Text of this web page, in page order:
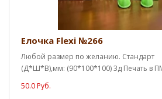
Елочка Flexi №266
Любой размер по желанию. Стандарт
(Д*Ш*В),мм: (90*100*100) 3д Печать в
50.0 Руб.